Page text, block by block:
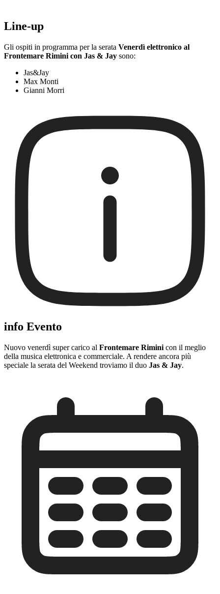
Line-up
Gli ospiti in programma per la serata Venerdì elettronico al
Frontemare Rimini con Jas & Jay sono:
Jas&Jay
Max Monti
Gianni Morri
info Evento
Nuovo venerdì super carico al Frontemare Rimini con il meglio
della musica elettronica e commerciale. A rendere ancora più
speciale la serata del Weekend troviamo il duo Jas & Jay.